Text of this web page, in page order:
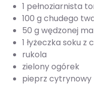
1 pełnoziarnista
100 g chudego
50 g wędzonej
1 łyżeczka soku z
rukola
zielony ogórek
pieprz cytrynowy